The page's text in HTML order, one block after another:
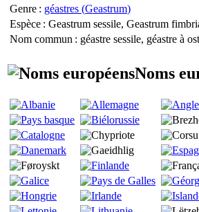
Genre : géastres (Geastrum)
Espèce : Geastrum sessile, Geastrum
Nom commun : géastre sessile, géastre à
Noms